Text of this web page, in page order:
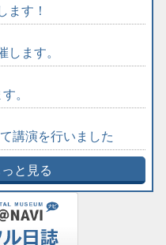
ます！
します。
。
講演を行いました
と見る